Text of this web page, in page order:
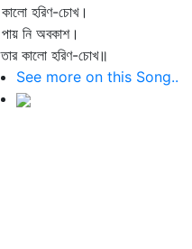
কালো হরিণ-চোখ।
নি অবকাশ।
কালো হরিণ-চোখ॥
See more on this Song..